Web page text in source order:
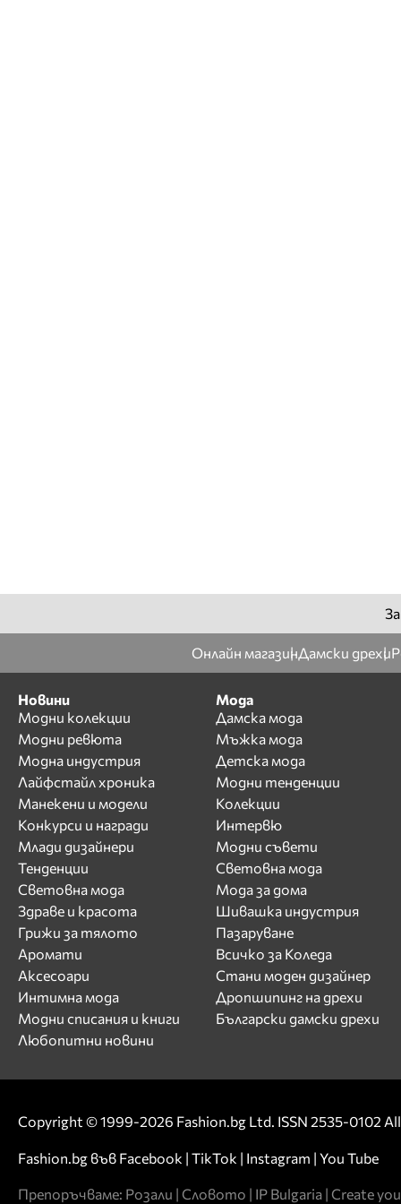
Онлайн магазинДамски дрехи
Новини
Модни колекции
Модни ревюта
Модна индустрия
Лайфстайл хроника
Манекени и модели
Конкурси и награди
Млади дизайнери
Тенденции
Световна мода
Здраве и красота
Грижи за тялото
Аромати
Аксесоари
Интимна мода
Модни списания и книги
Любопитни новини
Мода
Дамска мода
Мъжка мода
Детска мода
Модни тенденции
Колекции
Интервю
Модни съвети
Световна мода
Мода за дома
Шивашка индустрия
Пазаруване
Всичко за Коледа
Стани моден дизайнер
Дропшипинг на дрехи
Български дамски дрехи
Copyright © 1999-2026 Fashion.bg Ltd. ISSN 2535-0102
Fashion.bg във Facebook | TikTok | Instagram | You Tube
Препоръчваме: Розали | Словото | IP Bulgaria | Create